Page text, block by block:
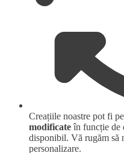
Creațiile noastre pot fi
modificateîn funcție de
disponibil. Vă rugăm să
personalizare.